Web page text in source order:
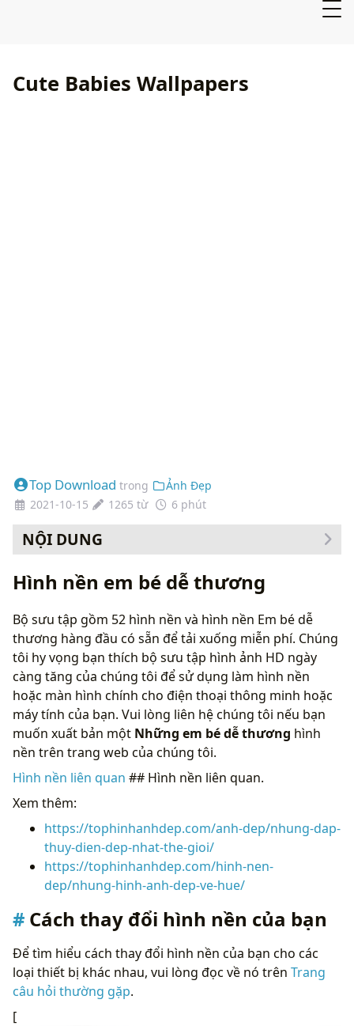
Cute Babies Wallpapers
Top Download trong
Ảnh Đẹp
2021-10-15
1265 từ 6 phút
NỘI DUNG
Hình nền em bé dễ thương
Bộ sưu tập gồm 52 hình nền và hình nền Em bé dễ
thương hàng đầu có sẵn để tải xuống miễn phí. Chúng
tôi hy vọng bạn thích bộ sưu tập hình ảnh HD ngày
càng tăng của chúng tôi để sử dụng làm hình nền
hoặc màn hình chính cho điện thoại thông minh hoặc
máy tính của bạn. Vui lòng liên hệ chúng tôi nếu bạn
muốn xuất bản một Những em bé dễ thương hình
nền trên trang web của chúng tôi.
Hình nền liên quan ## Hình nền liên quan.
Xem thêm:
https://tophinhanhdep.com/anh-dep/nhung-dap-
thuy-dien-dep-nhat-the-gioi/
https://tophinhanhdep.com/hinh-nen-
dep/nhung-hinh-anh-dep-ve-hue/
Cách thay đổi hình nền của bạn
Để tìm hiểu cách thay đổi hình nền của bạn cho các
loại thiết bị khác nhau, vui lòng đọc về nó trên Trang
câu hỏi thường gặp.
[